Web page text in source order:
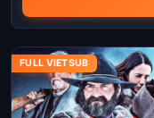
FULL VIETSUB